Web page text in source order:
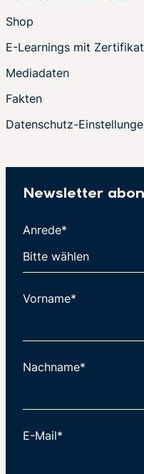
Shop
E-Learnings mit Zertifikat
Mediadaten
Fakten
Datenschutz-
Newsletter
Anrede*
Vorname*
Nachname*
E-Mail*